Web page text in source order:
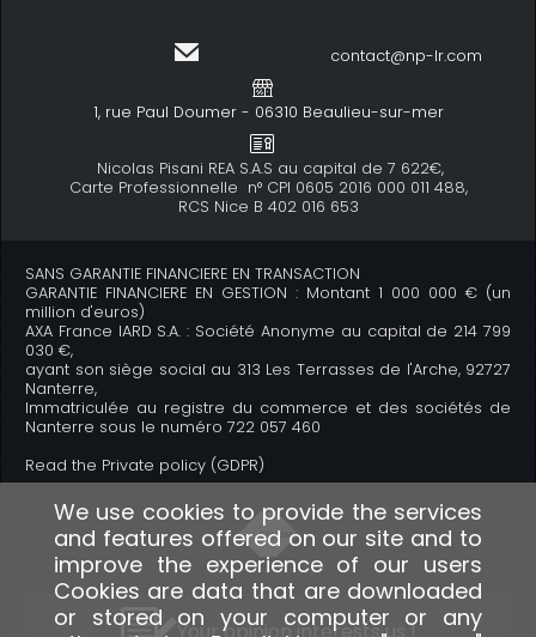
contact@np-lr.com
1, rue Paul Doumer - 06310 Beaulieu-sur-mer
Nicolas Pisani REA S.A.S au capital de 7 622€,
Carte Professionnelle n° CPI 0605 2016 000 011 488,
RCS Nice B 402 016 653
SANS GARANTIE FINANCIERE EN TRANSACTION
GARANTIE FINANCIERE EN GESTION : Montant 1 000 000 € (un
million d'euros)
AXA France IARD S.A. : Société Anonyme au capital de 214 799
030 €,
ayant son siège social au 313 Les Terrasses de l'Arche, 92727
Nanterre,
Immatriculée au registre du commerce et des sociétés de
Nanterre sous le numéro 722 057 460
Read the Private policy (GDPR)
We use cookies to provide the services
and features offered on our site and to
improve the experience of our users
Cookies are data that are downloaded
or stored on your computer or any